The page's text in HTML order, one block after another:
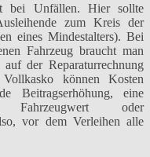
bei Unfällen. Hier sollte
zum Kreis der
eines Mindestalters). Bei
Fahrzeug braucht man
der Reparaturrechnung
können Kosten
Beitragserhöhung, eine
Fahrzeugwert oder
vor dem Verleihen alle